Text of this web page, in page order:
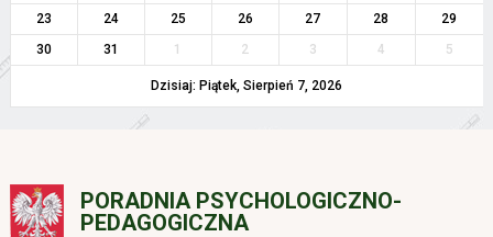
23
24 25 26 27 28
29
30
31 1 2 3 4 5
Dzisiaj: Piątek, Sierpień 7, 2026
PORADNIA PSYCHOLOGICZNO-
PEDAGOGICZNA